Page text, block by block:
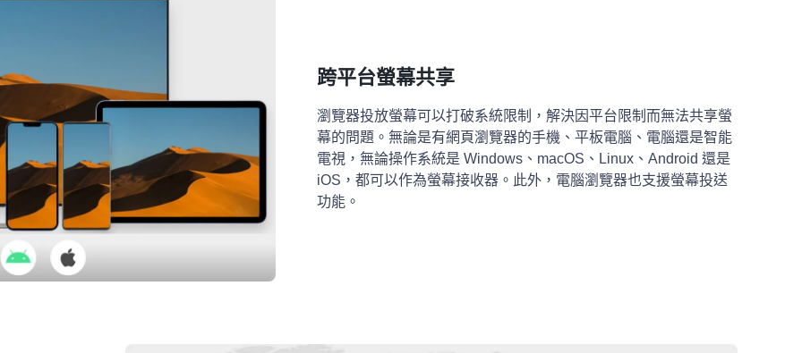
跨平台螢幕共享
瀏覽器投放螢幕可以打破系統限制，解決因平台限制而無法共享螢
幕的問題。無論是有網頁瀏覽器的手機、平板電腦、電腦還是智能
電視，無論操作系統是 Windows、macOS、Linux、Android 還是
iOS，都可以作為螢幕接收器。此外，電腦瀏覽器也支援螢幕投送
功能。